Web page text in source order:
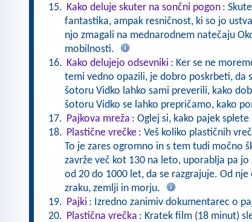
Kako deluje skuter na sončni pogon :
fantastika, ampak resničnost, ki so jo
njo zmagali na mednarodnem natečaju
mobilnosti.
Kako delujejo odsevniki : Ker se ne
temi vedno opazili, je dobro poskrbeti, da
šotoru Vidko lahko sami preverili, kako
šotoru Vidko se lahko prepričamo, kako
Pajkova mreža : Oglej si, kako pajek
Plastične vrečke : Veš koliko plastičnih
To je zares ogromno in s tem tudi močno
zavrže več kot 130 na leto, uporablja pa
od 20 do 1000 let, da se razgrajuje. Od
zraku, zemlji in morju.
Pajki : Izredno zanimiv dokumentarec o
Plastična vrečka : Kratek film (18 minut)